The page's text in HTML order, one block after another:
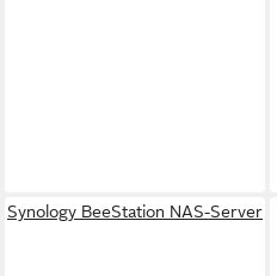
Synology BeeStation NAS-Server